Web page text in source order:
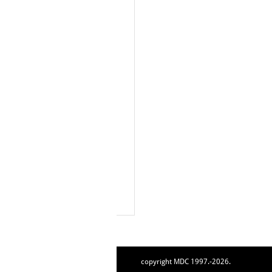
copyright MDC 1997.-2026.